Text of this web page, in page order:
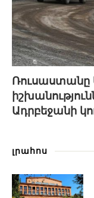
Ադրբեջանի
լրահոս